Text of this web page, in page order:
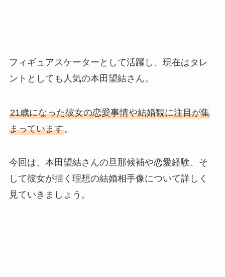
フィギュアスケーターとして活躍し、現在はタレ
ントとしても人気の本田望結さん。
21歳になった彼女の恋愛事情や結婚観に注目が集
まっています。
今回は、本田望結さんの旦那候補や恋愛経験、そ
して彼女が描く理想の結婚相手像について詳しく
見ていきましょう。